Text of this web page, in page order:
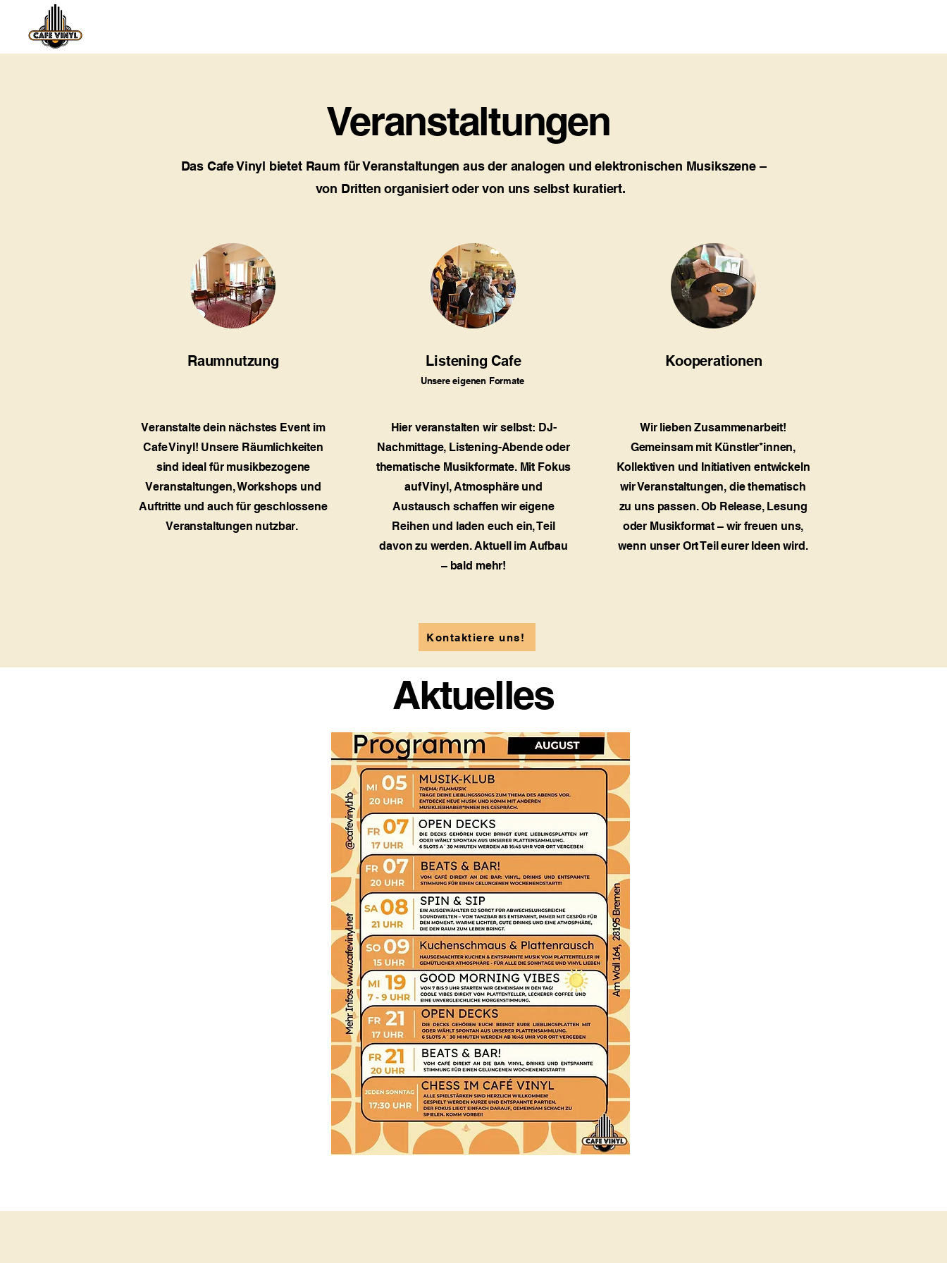
Veranstaltungen
Das Cafe Vinyl bietet Raum für Veranstaltungen aus der analogen und elektronischen Musikszene –
von Dritten organisiert oder von uns selbst kuratiert.
Raumnutzung
Veranstalte dein nächstes Event im
Cafe Vinyl! Unsere Räumlichkeiten
sind ideal für musikbezogene
Veranstaltungen, Workshops und
Auftritte und auch für geschlossene
Veranstaltungen nutzbar.
Listening Cafe
Unsere eigenen Formate
Hier veranstalten wir selbst: DJ-
Nachmittage, Listening-Abende oder
thematische Musikformate. Mit Fokus
auf Vinyl, Atmosphäre und
Austausch schaffen wir eigene
Reihen und laden euch ein, Teil
davon zu werden. Aktuell im Aufbau
– bald mehr!
Kooperationen
Wir lieben Zusammenarbeit!
Gemeinsam mit Künstler*innen,
Kollektiven und Initiativen entwickeln
wir Veranstaltungen, die thematisch
zu uns passen. Ob Release, Lesung
oder Musikformat – wir freuen uns,
wenn unser Ort Teil eurer Ideen wird.
Kontaktiere uns!
Aktuelles